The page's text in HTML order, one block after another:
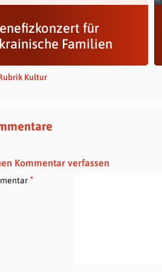
für
Familien
Kultur
Kommentar verfassen
*